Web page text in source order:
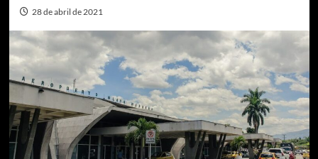
28 de abril de 2021